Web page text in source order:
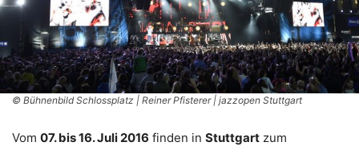
© Bühnenbild Schlossplatz | Reiner Pfisterer | jazzopen Stuttgart
Vom 07. bis 16. Juli 2016 finden in Stuttgart zum